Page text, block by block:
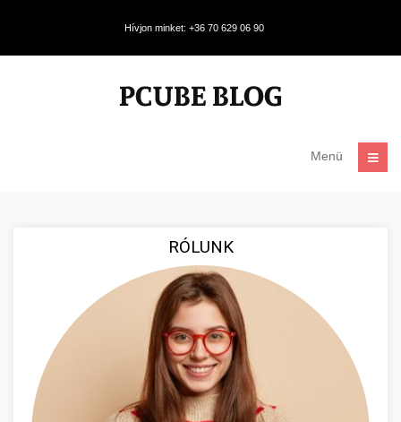
Hívjon minket: +36 70 629 06 90
Menü
RÓLUNK